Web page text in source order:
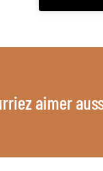
aimer